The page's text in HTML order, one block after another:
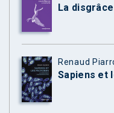
La
Renaud
Sapiens et